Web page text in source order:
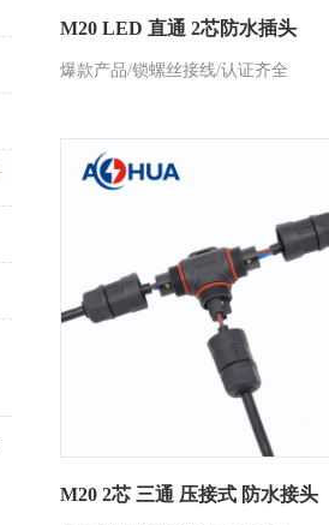
M20 LED 直通 2芯防水插头
爆款产品/锁螺丝接线/认证齐全
M20 2芯 三通 压接式 防水接头